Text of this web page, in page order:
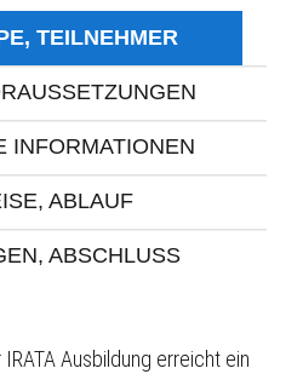
TEILNEHMER
INFORMATIONEN
ABLAUF
ABSCHLUSS
Ausbildung erreicht ein